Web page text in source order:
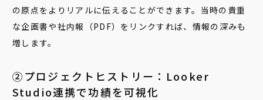
の原点をよりリアルに伝えることができます。当時の貴重
な企画書や社内報（PDF）をリンクすれば、情報の深みも
増します。
②プロジェクトヒストリー：Looker
Studio連携で功績を可視化